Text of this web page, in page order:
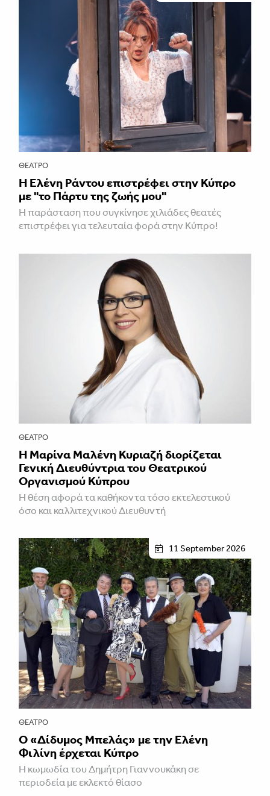
ΘΈΑΤΡΟ
H Ελένη Ράντου επιστρέφει στην Κύπρο
με "το Πάρτυ της ζωής μου"
Η παράσταση που συγκίνησε χιλιάδες θεατές
επιστρέφει για τελευταία φορά στην Κύπρο!
ΘΈΑΤΡΟ
Η Μαρίνα Μαλένη Κυριαζή διορίζεται
Γενική Διευθύντρια του Θεατρικού
Οργανισμού Κύπρου
Η θέση αφορά τα καθήκοντα τόσο εκτελεστικού
όσο και καλλιτεχνικού Διευθυντή
11 September 2026
ΘΈΑΤΡΟ
Ο «Δίδυμος Μπελάς» με την Ελένη
Φιλίνη έρχεται Κύπρο
Η κωμωδία του Δημήτρη Γιαννουκάκη σε
περιοδεία με εκλεκτό θίασο